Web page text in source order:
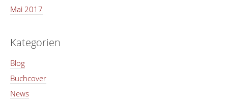
Mai 2017
Kategorien
Blog
Buchcover
News